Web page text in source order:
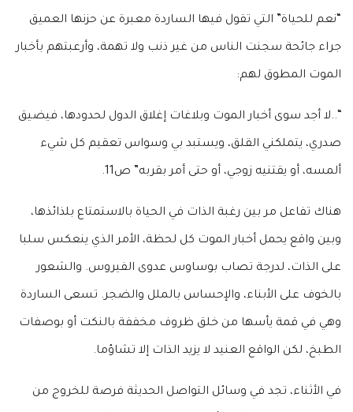
“نعم للحياة” التي تقول فيها الساردة معبرة عن حزنها العميق
جراء جائحة سجنت الناس من غير ذنب ولا تهمة، وأرعبتهم بأخبار
الموت المطوق لهم:
“..لا أجد سوى أخبار الموت وبلاغات إغلاق الدول لحدودها، فيضيق
صدري، يتملكني القلق، ويستبد بي وسواس تعقيم كل شيء
ألمسه، أو يقتنيه زوجي، أو حتى أمر بقربه” ص11.
هناك تفاعل مر بين رغبة الذات في الحياة بالاستمتاع بلذائذها،
وبين واقع يحمل أخبار الموت كل لحظة، الأمر الذي ينعكس سلبا
على الذات، لدرجة تصاب بوساوس عدوى الفيروس. والشعور
بالخوف على الأبناء، والإحساس بالملل والضجر. تسعى الساردة
وهي في قمة يأسها من خلق ظروف مخففة بالنكت أو بوصفات
الطبخ، لكن الواقع العنيد لا يزيد الذات إلا تشاؤما.
في الأثناء، تجد في وسائل التواصل الحديثة فرصة للخروج من